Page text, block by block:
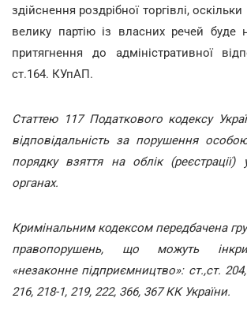
здійснення роздрібної торгівлі,
велику партію із власних речей буде
притягнення до адміністративної
ст.164. КУпАП.
Статтею 117 Податкового кодексу
відповідальність за порушення
порядку взяття на облік
органах.
Кримінальним кодексом передбачена
правопорушень, що можуть
«незаконне підприємництво»: ст.,ст.
216, 218-1, 219, 222, 366, 367 КК України.